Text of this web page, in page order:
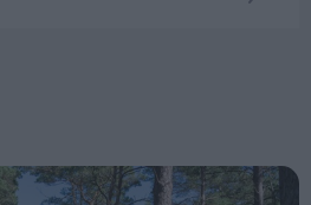
til ny viden og
en af initiativtagerne til